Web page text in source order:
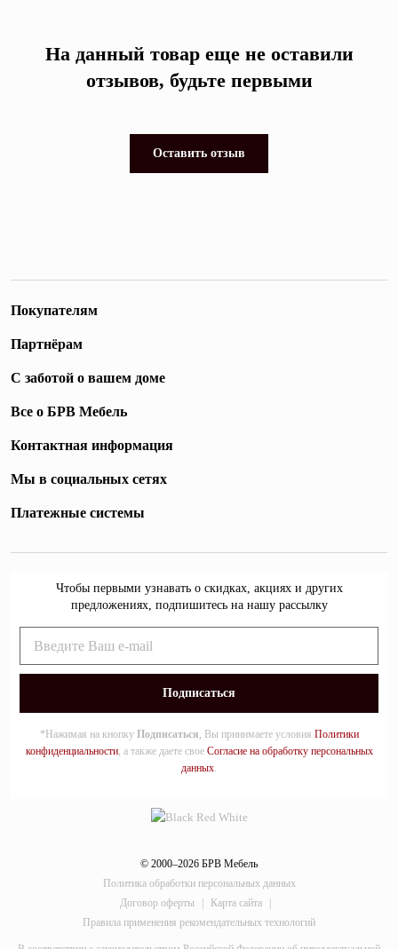
На данный товар еще не оставили
отзывов, будьте первыми
Оставить отзыв
Покупателям
Партнёрам
С заботой о вашем доме
Все о БРВ Мебель
Контактная информация
Мы в социальных сетях
Платежные системы
Чтобы первыми узнавать о скидках, акциях и других
предложениях, подпишитесь на нашу рассылку
*Нажимая на кнопку Подписаться , Вы принимаете условия Политики
конфиденциальности, а также даете свое Согласие на обработку персональных
данных
© 2000–2026 БРВ Мебель
Политика обработки персональных данных
Договор оферты
| Карта сайта
|
Правила применения рекомендательных технологий